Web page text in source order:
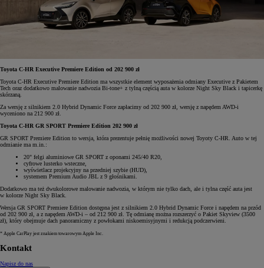
Toyota C-HR Executive Premiere Edition od 202 900 zł
Toyota C-HR Executive Premiere Edition ma wszystkie element wyposażenia odmiany Executive z Pakietem
Tech oraz dodatkowo malowanie nadwozia Bi-tone+ z tylną częścią auta w kolorze Night Sky Black i tapicerkę
skórzaną.
Za wersję z silnikiem 2.0 Hybrid Dynamic Force zapłacimy od 202 900 zł, wersję z napędem AWD-i
wyceniono na 212 900 zł.
Toyota C-HR GR SPORT Premiere Edition 202 900 zł
GR SPORT Premiere Edition to wersja, która prezentuje pełnię możliwości nowej Toyoty C-HR. Auto w tej
odmianie ma m.in.:
20" felgi aluminiowe GR SPORT z oponami 245/40 R20,
cyfrowe lusterko wsteczne,
wyświetlacz projekcyjny na przedniej szybie (HUD),
systemem Premium Audio JBL z 9 głośnikami.
Dodatkowo ma też dwukolorowe malowanie nadwozia, w którym nie tylko dach, ale i tylna część auta jest
w kolorze Night Sky Black.
Wersja GR SPORT Premiere Edition dostępna jest z silnikiem 2.0 Hybrid Dynamic Force i napędem na przód
od 202 900 zł, a z napędem AWD-i – od 212 900 zł. Tę odmianę można rozszerzyć o Pakiet Skyview (3500
zł), który obejmuje dach panoramiczny z powłokami niskoemisyjnymi i redukcją podczerwieni.
* Apple CarPlay jest znakiem towarowym Apple Inc.
Kontakt
Napisz do nas